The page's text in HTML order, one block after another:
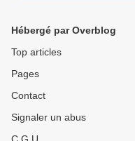
Hébergé par Overblog
Top articles
Pages
Contact
Signaler un abus
C.G.U.